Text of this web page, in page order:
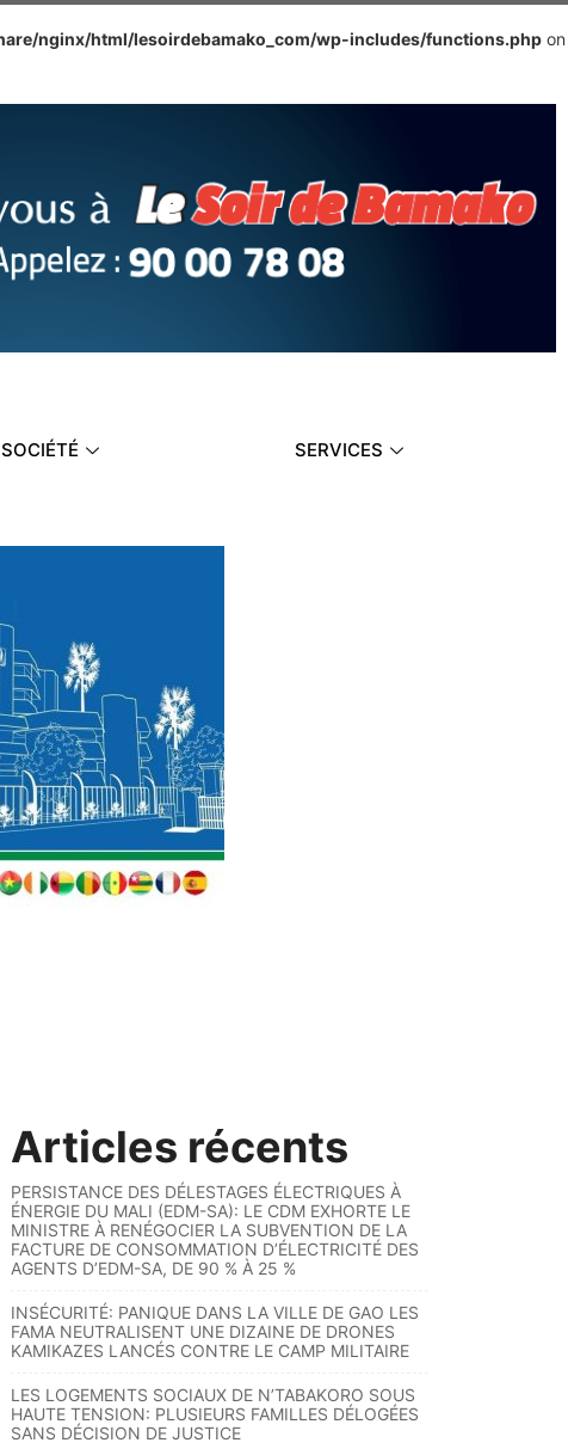
nginx/html/lesoirdebamako_com/wp-includes/functions.php on
SOCIÉTÉ SERVICES
Articles récents
PERSISTANCE DES DÉLESTAGES ÉLECTRIQUES À
ÉNERGIE DU MALI (EDM-SA): LE CDM EXHORTE LE
MINISTRE À RENÉGOCIER LA SUBVENTION DE LA
FACTURE DE CONSOMMATION D’ÉLECTRICITÉ DES
AGENTS D’EDM-SA, DE 90 % À 25 %
INSÉCURITÉ: PANIQUE DANS LA VILLE DE GAO LES
FAMA NEUTRALISENT UNE DIZAINE DE DRONES
KAMIKAZES LANCÉS CONTRE LE CAMP MILITAIRE
LES LOGEMENTS SOCIAUX DE N’TABAKORO SOUS
HAUTE TENSION: PLUSIEURS FAMILLES DÉLOGÉES
SANS DÉCISION DE JUSTICE